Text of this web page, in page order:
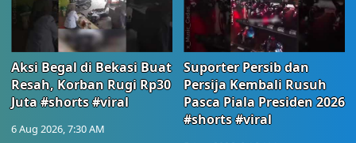
Aksi Begal di Bekasi Buat
Resah, Korban Rugi Rp30
Juta #shorts #viral
6 Aug 2026, 7:30 AM
Suporter Persib dan
Persija Kembali Rusuh
Pasca Piala Presiden 2026
#shorts #viral